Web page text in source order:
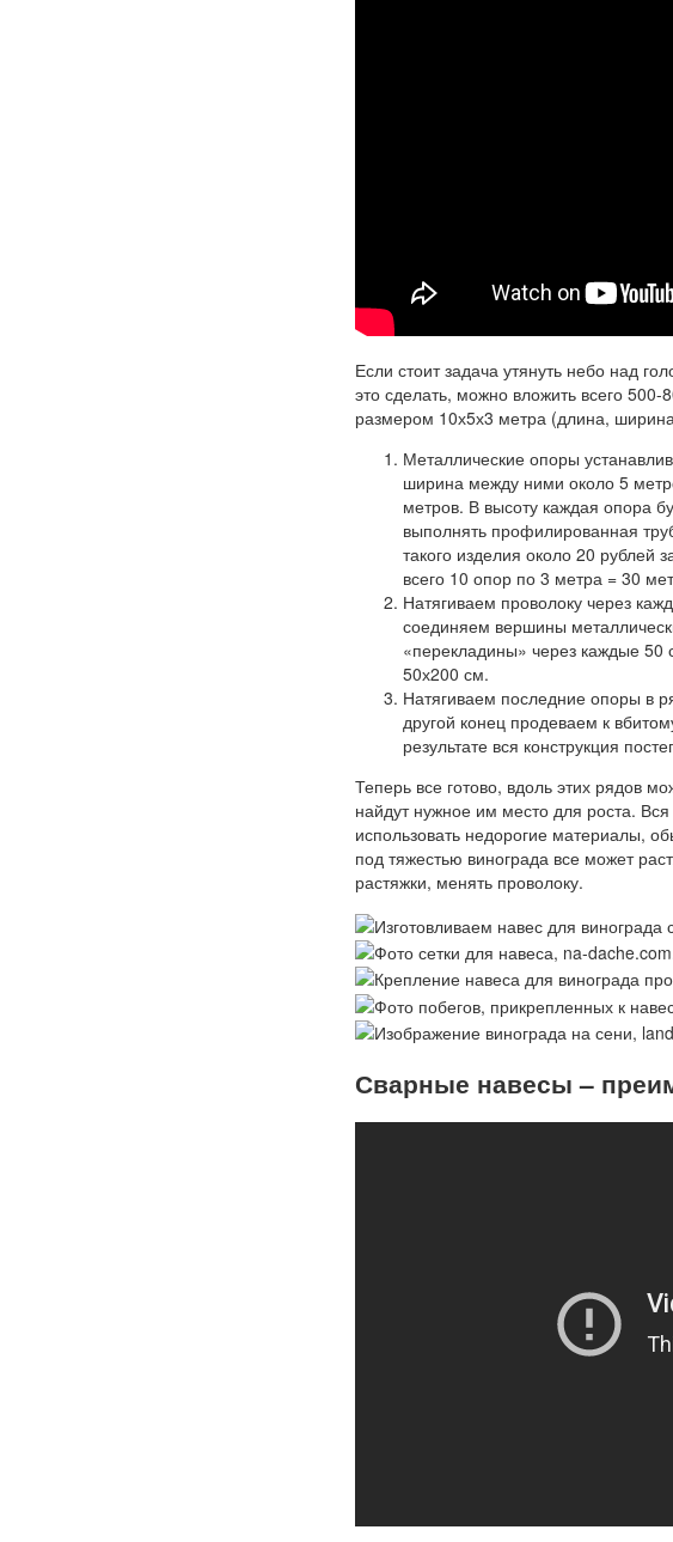
Если стоит задача утянуть небо над
это сделать, можно вложить всего
размером 10х5х3 метра (длина,
Металлические опоры
ширина между ними около 5
метров. В высоту каждая опора
выполнять профилированная
такого изделия около 20 рублей
всего 10 опор по 3 метра = 30
Натягиваем проволоку через
соединяем вершины
«перекладины» через каждые 50
50х200 см.
Натягиваем последние опоры в
другой конец продеваем к
результате вся конструкция
Теперь все готово, вдоль этих рядов
найдут нужное им место для роста.
использовать недорогие материалы,
под тяжестью винограда все может
растяжки, менять проволоку.
Сварные навесы –